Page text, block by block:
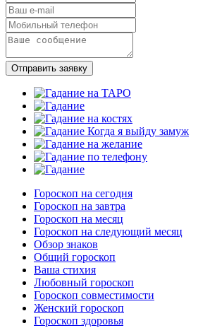
Отправить заявку
Гороскоп на сегодня
Гороскоп на завтра
Гороскоп на месяц
Гороскоп на следующий месяц
Обзор знаков
Общий гороскоп
Ваша стихия
Любовный гороскоп
Гороскоп совместимости
Женский гороскоп
Гороскоп здоровья